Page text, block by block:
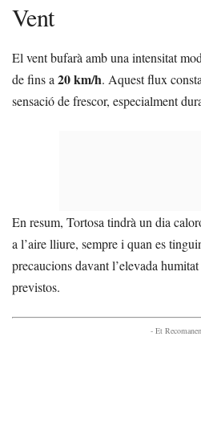
Vent
El vent bufarà amb una intensitat
de fins a20 km/h. Aquest flux
sensació de frescor, especialment
En resum, Tortosa tindrà un dia
a l’aire lliure, sempre i quan es
precaucions davant l’elevada
previstos.
- Et